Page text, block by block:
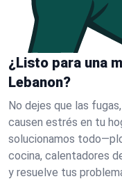
¿Listo para una
Lebanon?
No dejes que las
causen estrés en tu
solucionamos
cocina, calentadores
y resuelve tus